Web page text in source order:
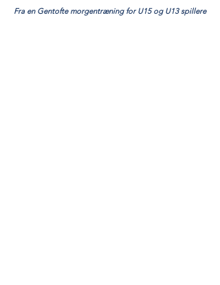
Fra en Gentofte morgentræning for U15 og U13 spillere